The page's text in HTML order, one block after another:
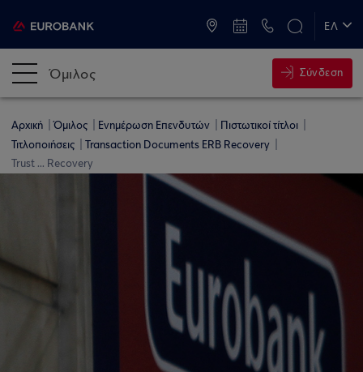
ΕΛ
Όμιλος Σύνδεση
Αρχική Όμιλος Ενημέρωση Επενδυτών
Πιστωτικοί τίτλοι
Τιτλοποιήσεις
Transaction Documents ERB Recovery
Trust ... Recovery